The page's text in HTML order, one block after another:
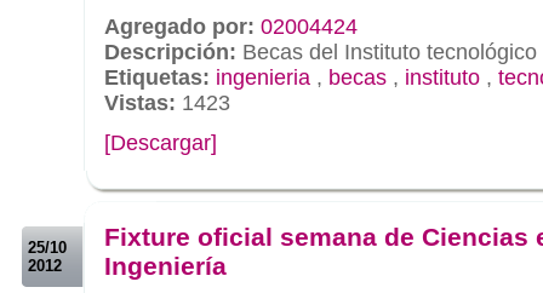
Agregado por: 02004424
Descripción: Becas del Instituto
Etiquetas: ingenieria , becas , instituto ,
Vistas: 1423
[Descargar]
25/10
2012
Fixture oficial semana de Ciencias
Ingeniería